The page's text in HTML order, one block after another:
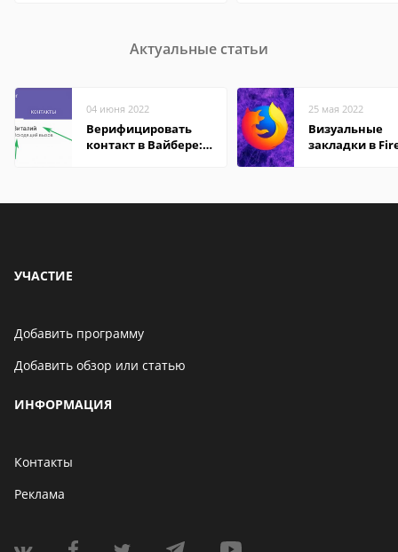
Актуальные статьи
04 июня 2022
Верифицировать
контакт в Вайбере:
25 мая 2022
Визуальные
закладки в
УЧАСТИЕ
Добавить программу
Добавить обзор или статью
ИНФОРМАЦИЯ
Контакты
Реклама